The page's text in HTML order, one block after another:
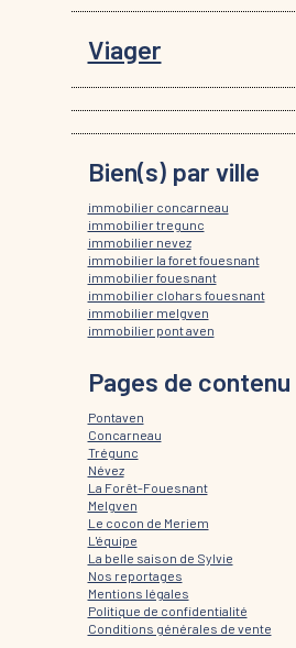
Viager
Bien(s) par ville
immobilier concarneau
immobilier tregunc
immobilier nevez
immobilier la foret fouesnant
immobilier fouesnant
immobilier clohars fouesnant
immobilier melgven
immobilier pont aven
Pages de contenu
Pontaven
Concarneau
Trégunc
Névez
La Forêt-Fouesnant
Melgven
Le cocon de Meriem
L'équipe
La belle saison de Sylvie
Nos reportages
Mentions légales
Politique de confidentialité
Conditions générales de vente